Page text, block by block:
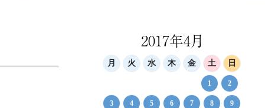
2017年4月
月 火 水 木 金 土 日
1 2
3 4 5 6 7 8 9